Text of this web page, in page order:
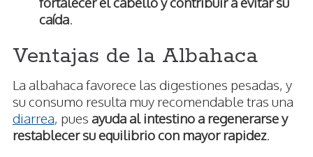
caída
Ventajas de la Albahaca
La albahaca favorece las digestiones pesadas, y
su consumo resulta muy recomendable tras una
diarrea, pues ayuda al intestino a regenerarse y
restablecer su equilibrio con mayor rapidez.